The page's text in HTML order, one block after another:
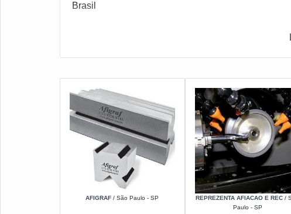
Brasil
AFIGRAF / São Paulo - SP REPREZENTA AFIACAO E REC /
Paulo - SP